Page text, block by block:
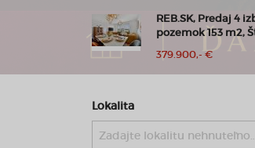
Moderný byt v
parkovanie,
700,- €
Lokalita
Zadajte lokalitu